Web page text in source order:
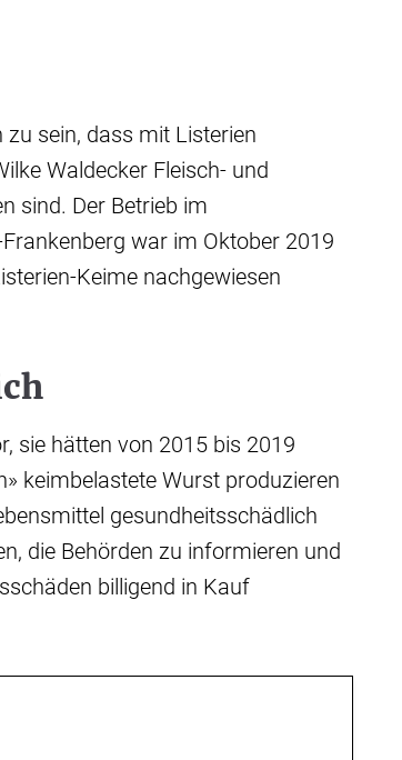
sein, dass mit Listerien
Waldecker Fleisch- und
sind. Der Betrieb im
war im Oktober 2019
Keime nachgewiesen
sie hätten von 2015 bis 2019
keimbelastete Wurst produzieren
gesundheitsschädlich
die Behörden zu informieren und
billigend in Kauf